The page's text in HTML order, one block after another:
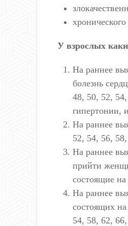
У взрослых
На раннее
болезнь
48, 50, 52,
гипертонии,
На раннее
52, 54, 56,
На раннее
прийти
состоящие
На раннее
состоящих
54, 58, 62,